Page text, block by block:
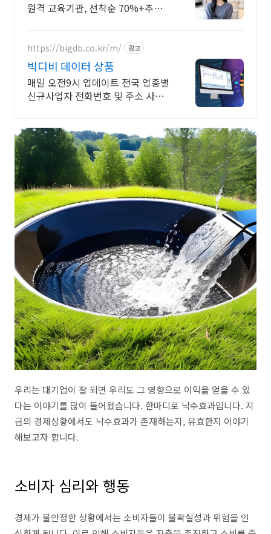
원격 교육기관, 선착순 70%+추가
득!
https://bigdb.co.kr/m/ 광고
빅디비 데이터 상품
매일 오전9시 업데이트 전국 업종별
신규사업자 전화번호 및 주소 사업
우리는 대기업이 잘 되면 우리도 그 영향으로 이익을 얻을 수 있
다는 이야기를 많이 들어왔습니다. 한마디로 낙수효과입니다. 지
금의 경제상황에서도 낙수효과가 존재하는지, 유효한지 이야기
해보고자 합니다.
소비자 심리와 행동
경제가 불안정한 상황에서는 소비자들이 불확실성과 위험을 인